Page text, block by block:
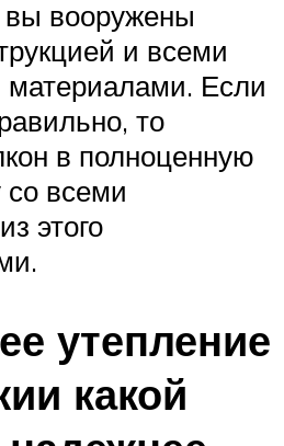
вы вооружены
и всеми
Если
то
в полноценную
всеми
этого
утепление
какой